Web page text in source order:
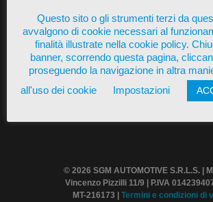
© 2026 SGM AUTOMOTIVE S.R.L.S. |
Vincenzo Pizzilli 11/9 | P.IVA
MT-216173 |
Termini e condizioni di
Questo sito o gli strumenti terzi da
avvalgono di cookie necessari al
finalità illustrate nella cookie policy.
banner, scorrendo questa pagina,
proseguendo la navigazione in altra
all'uso dei cookie
Impostazioni